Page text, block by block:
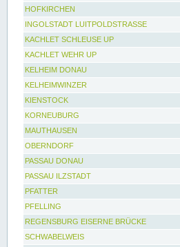
HOFKIRCHEN
INGOLSTADT LUITPOLDSTRASSE
KACHLET SCHLEUSE UP
KACHLET WEHR UP
KELHEIM DONAU
KELHEIMWINZER
KIENSTOCK
KORNEUBURG
MAUTHAUSEN
OBERNDORF
PASSAU DONAU
PASSAU ILZSTADT
PFATTER
PFELLING
REGENSBURG EISERNE BRÜCKE
SCHWABELWEIS